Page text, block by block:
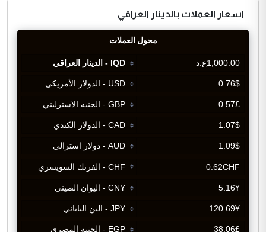
اسعار العملات بالدينار العراقي